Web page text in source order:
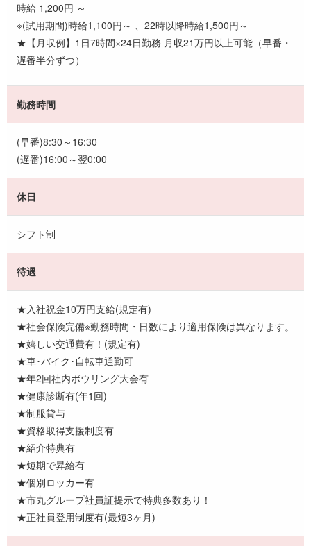
時給 1,200円 ～
※(試用期間)時給1,100円～ 、22時以降時給1,500円～
★【月収例】1日7時間×24日勤務 月収21万円以上可能（早番・
遅番半分ずつ）
勤務時間
(早番)8:30～16:30
(遅番)16:00～翌0:00
休日
シフト制
待遇
★入社祝金10万円支給(規定有)
★社会保険完備※勤務時間・日数により適用保険は異なります。
★嬉しい交通費有！(規定有)
★車･バイク･自転車通勤可
★年2回社内ボウリング大会有
★健康診断有(年1回)
★制服貸与
★資格取得支援制度有
★紹介特典有
★短期で昇給有
★個別ロッカー有
★市丸グループ社員証提示で特典多数あり！
★正社員登用制度有(最短3ヶ月)